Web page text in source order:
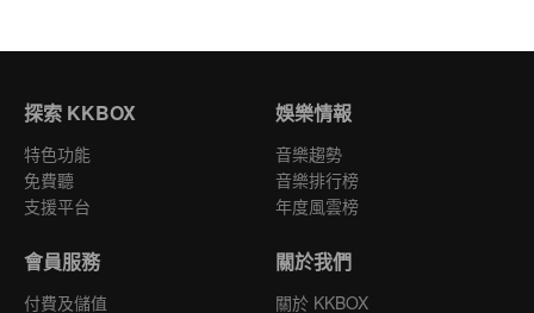
探索 KKBOX
特色功能
免費聽
支援平台
娛樂情報
音樂趨勢
音樂排行榜
年度風雲榜
會員服務
付費及儲值
關於我們
關於 KKBOX